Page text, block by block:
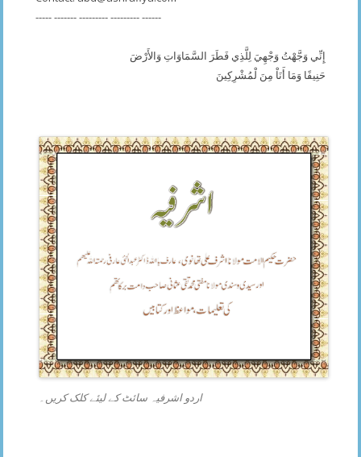
----- ------- --------- --------- ------
إِنِّي وَجَّهْتُ وَجْهِيَ لِلَّذِي فَطَرَ السَّمَاوَاتِ وَالأَرْضَ
حَنِيفًا وَمَا أَنَاْ مِنَ لْمُشْرِكِينَ
اردو اشرفیہ سائٹ کے لیئے کلک کریں۔